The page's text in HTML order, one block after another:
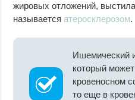
жировых отложений,
называетсяатеросклерозом.
Ишемический
который
кровеносном
то еще в